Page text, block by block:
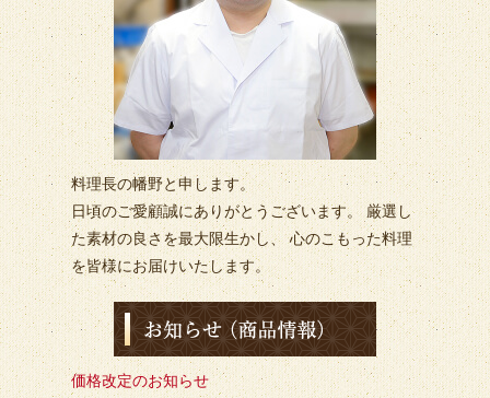
料理長の幡野と申します。
日頃のご愛顧誠にありがとうございます。 厳選し
た素材の良さを最大限生かし、 心のこもった料理
を皆様にお届けいたします。
価格改定のお知らせ